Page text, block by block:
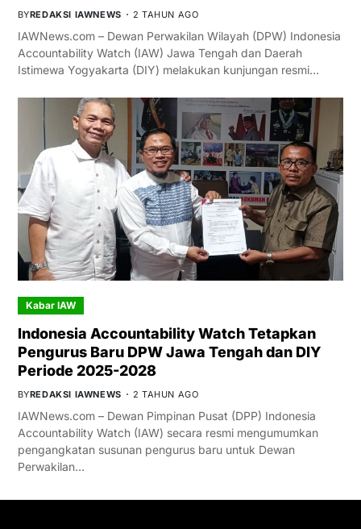
BYREDAKSI IAWNEWS 2 TAHUN AGO
IAWNews.com – Dewan Perwakilan Wilayah (DPW) Indonesia
Accountability Watch (IAW) Jawa Tengah dan Daerah
Istimewa Yogyakarta (DIY) melakukan kunjungan resmi…
Kabar IAW
Indonesia Accountability Watch Tetapkan
Pengurus Baru DPW Jawa Tengah dan DIY
Periode 2025-2028
BYREDAKSI IAWNEWS 2 TAHUN AGO
IAWNews.com – Dewan Pimpinan Pusat (DPP) Indonesia
Accountability Watch (IAW) secara resmi mengumumkan
pengangkatan susunan pengurus baru untuk Dewan
Perwakilan…